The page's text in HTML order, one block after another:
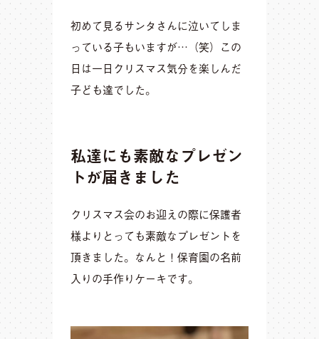
初めて見るサンタさんに泣いてしま
っている子もいますが…（笑）この
日は一日クリスマス気分を楽しんだ
子ども達でした。
私達にも素敵なプレゼン
トが届きました
クリスマス会のお迎えの際に保護者
様よりとっても素敵なプレゼントを
頂きました。なんと！保育園の名前
入りの手作りケーキです。